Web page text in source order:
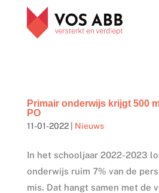
Primair onderwijs krijgt 500
PO
11-01-2022| Nieuws
In het schooljaar 2022-2023
onderwijs ruim 7% van de
mis. Dat hangt samen met de